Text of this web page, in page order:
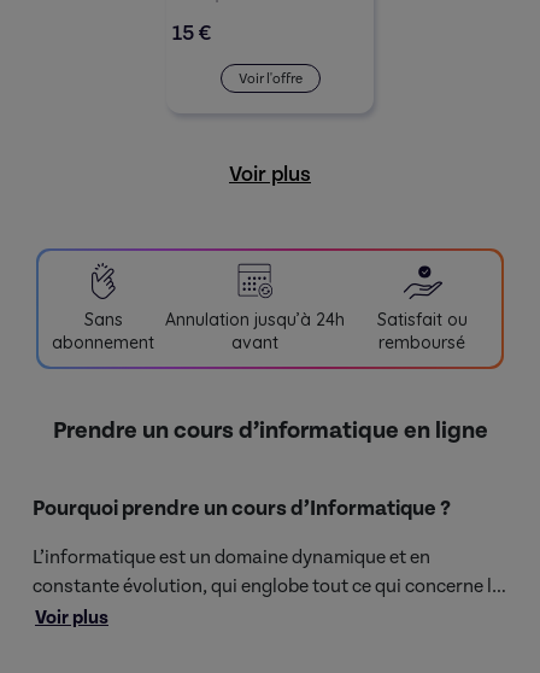
15 €
Voir l'offre
Voir plus
Sans
abonnement
Annulation jusqu’à 24h
avant
Satisfait ou
remboursé
Prendre un cours d’informatique en ligne
Pourquoi prendre un cours d’Informatique ?
L’informatique est un domaine dynamique et en
constante évolution, qui englobe tout ce qui concerne le
traitement des données, les logiciels, le hardware et les
L’informatique permet :
Voir plus